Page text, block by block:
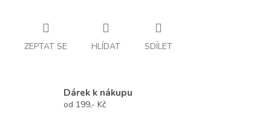
ZEPTAT SE HLÍDAT SDÍLET
Dárek k nákupu
od 199,- Kč